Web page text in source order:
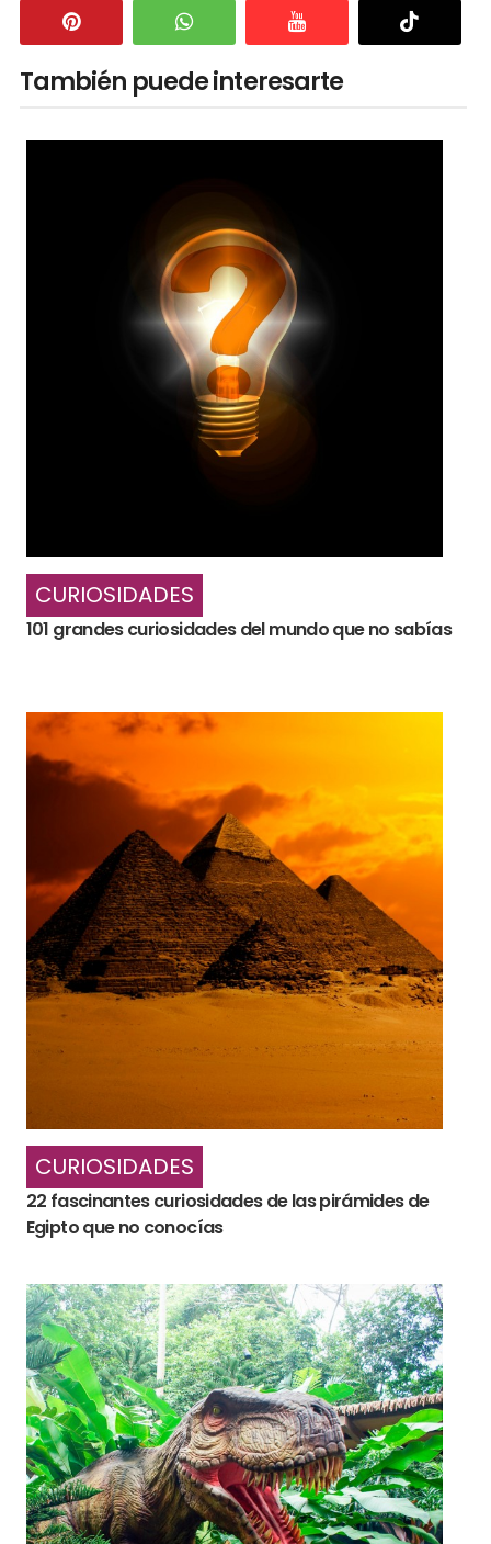
También puede interesarte
CURIOSIDADES
101 grandes curiosidades del mundo que no sabías
CURIOSIDADES
22 fascinantes curiosidades de las pirámides de
Egipto que no conocías